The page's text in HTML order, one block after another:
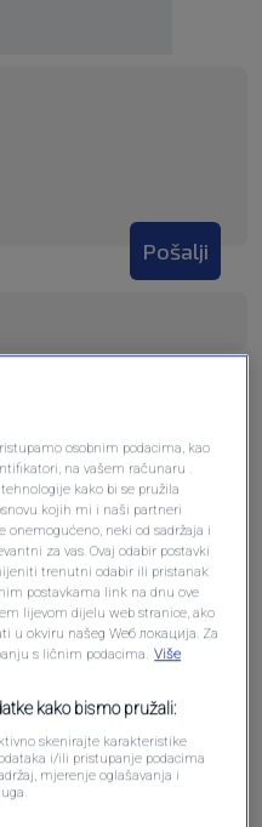
Pošalji
osobnim podacima, kao
na vašem računaru .
kako bi se pružila
kojih mi i naši partneri
onemogućeno, neki od sadržaja i
za vas. Ovaj odabir postavki
trenutni odabir ili pristanak
postavkama link na dnu ove
lijevom dijelu web stranice, ako
u okviru našeg Wеб локација. Za
s ličnim podacima. Više
kako bismo pružali:
skenirajte karakteristike
i/ili pristupanje podacima
mjerenje oglašavanja i